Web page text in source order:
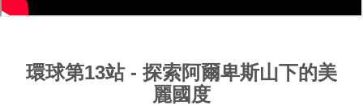
環球第13站 - 探索阿爾卑斯山下的美
麗國度